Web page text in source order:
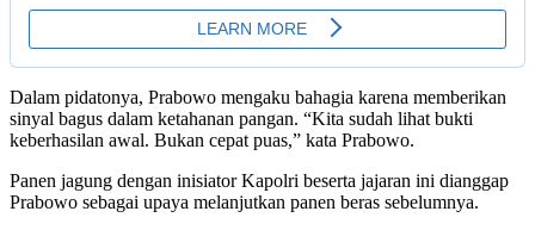
Dalam pidatonya, Prabowo mengaku bahagia karena memberikan
sinyal bagus dalam ketahanan pangan. “Kita sudah lihat bukti
keberhasilan awal. Bukan cepat puas,” kata Prabowo.
Panen jagung dengan inisiator Kapolri beserta jajaran ini dianggap
Prabowo sebagai upaya melanjutkan panen beras sebelumnya.